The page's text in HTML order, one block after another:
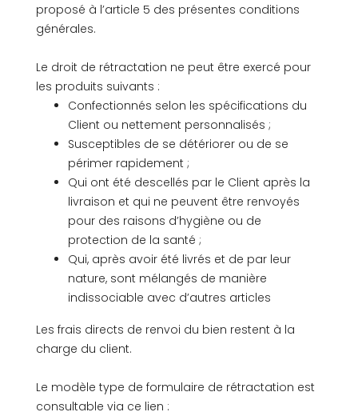
proposé à l’article 5 des présentes conditions
générales.
Le droit de rétractation ne peut être exercé pour
les produits suivants :
Confectionnés selon les spécifications du
Client ou nettement personnalisés ;
Susceptibles de se détériorer ou de se
périmer rapidement ;
Qui ont été descellés par le Client après la
livraison et qui ne peuvent être renvoyés
pour des raisons d’hygiène ou de
protection de la santé ;
Qui, après avoir été livrés et de par leur
nature, sont mélangés de manière
indissociable avec d’autres articles
Les frais directs de renvoi du bien restent à la
charge du client.
Le modèle type de formulaire de rétractation est
consultable via ce lien :